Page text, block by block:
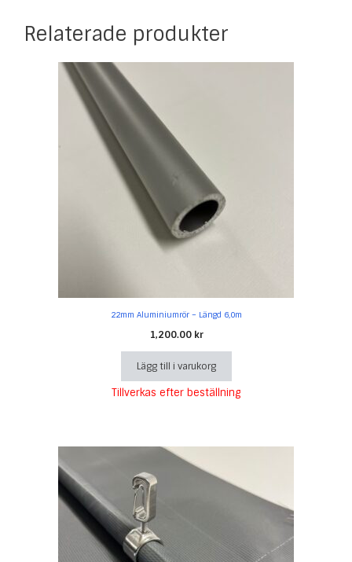
Relaterade produkter
22mm Aluminiumrör – Längd 6,0m
1,200.00 kr
Lägg till i varukorg
Tillverkas efter beställning